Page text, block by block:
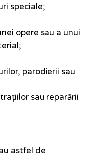
speciale;
opere sau a unui
parodierii sau
sau reparării
astfel de